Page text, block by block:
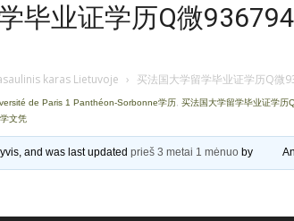
毕业证学历Q微
karas Lietuvoje › 买法国大学留学毕业证学历Q微
de Paris 1 Panthéon-Sorbonne学历 买法国大学留学毕业证学历
文凭
and was last updatedprieš 3 metai 1 mėnuo by